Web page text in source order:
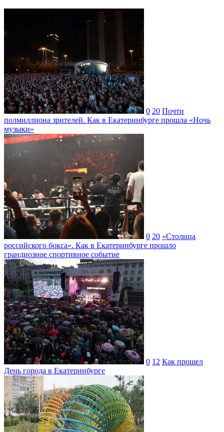
0 20 Почти
полмиллиона зрителей. Как в Екатеринбурге прошла «Ночь
музыки»
0 20 «Столица
российского бокса». Как в Екатеринбурге прошло
грандиозное спортивное событие
0 12 Как прошел
День города в Екатеринбурге